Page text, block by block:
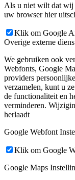
Als u niet wilt dat wij
uw browser hier
Klik om Google
Overige externe
We gebruiken ook
Webfonts, Google
providers
verzamelen, kunt u
de functionaliteit en
verminderen.
herlaadt
Google Webfont
Klik om Google
Google Maps